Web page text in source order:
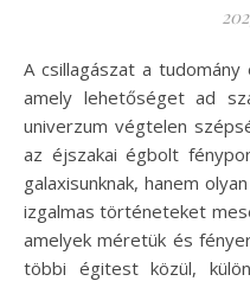
A csillagászat a tudomány egyik leglenyűgözőbb területe,
amely lehetőséget ad
univerzum végtelen
az éjszakai égbolt
galaxisunknak, hanem
izgalmas történeteket
amelyek méretük és
többi égitest közül,